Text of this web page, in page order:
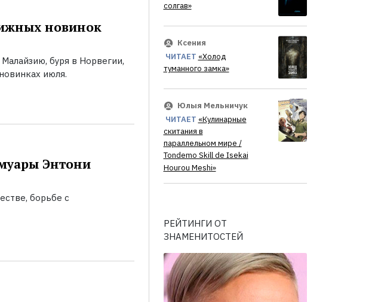
новинок
буря в Норвегии,
июля.
Энтони
борьбе с
солгав»
Ксения
ЧИТАЕТ «Холод
туманного замка»
Юлыя Мельничук
ЧИТАЕТ «Кулинарные
скитания в
параллельном мире /
Tondemo Skill de Isekai
Hourou Meshi»
РЕЙТИНГИ ОТ
ЗНАМЕНИТОСТЕЙ